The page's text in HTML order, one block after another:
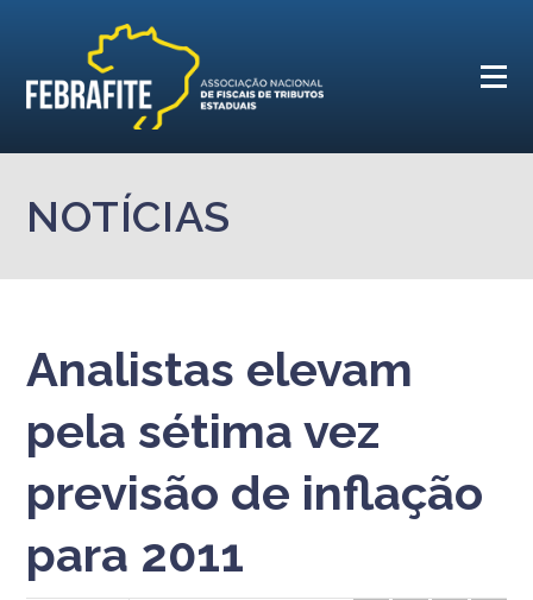
NOTÍCIAS
Analistas elevam
pela sétima vez
previsão de inflação
para 2011